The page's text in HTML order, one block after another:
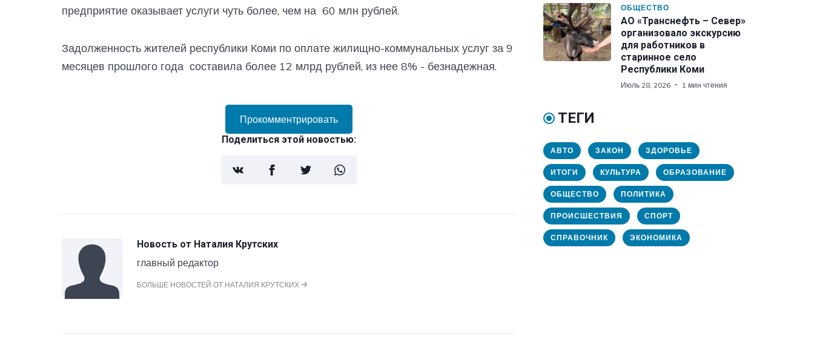
предприятие оказывает услуги чуть более, чем на 60 млн рублей.
Задолженность жителей республики Коми по оплате жилищно-коммунальных услуг за 9
месяцев прошлого года составила более 12 млрд рублей, из нее 8% - безнадежная.
Прокомментрировать
Поделиться этой новостью:
Новость от Наталия Крутских
главный редактор
БОЛЬШЕ НОВОСТЕЙ ОТ НАТАЛИЯ КРУТСКИХ
ОБЩЕСТВО
АО «Транснефть – Север»
организовало экскурсию
для работников в
старинное село
Республики Коми
Июль 28, 2026 1 мин чтения
ТЕГИ
АВТО ЗАКОН ЗДОРОВЬЕ
ИТОГИ КУЛЬТУРА ОБРАЗОВАНИЕ
ОБЩЕСТВО ПОЛИТИКА
ПРОИСШЕСТВИЯ СПОРТ
СПРАВОЧНИК ЭКОНОМИКА